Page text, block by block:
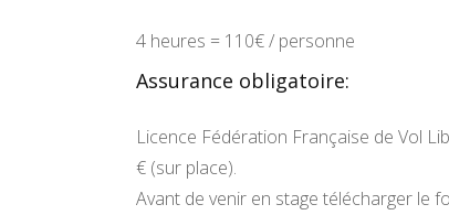
4 heures = 110€ / personne
Assurance obligatoire:
Licence Fédération Française de Vol
€ (sur place).
Avant de venir en stage télécharger le